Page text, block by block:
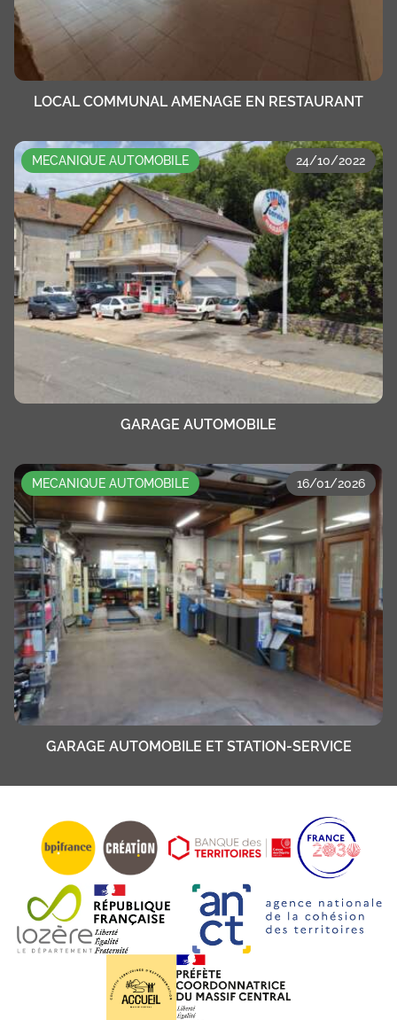
LOCAL COMMUNAL AMENAGE EN RESTAURANT
MECANIQUE AUTOMOBILE 24/10/2022
GARAGE AUTOMOBILE
MECANIQUE AUTOMOBILE 16/01/2026
GARAGE AUTOMOBILE ET STATION-SERVICE